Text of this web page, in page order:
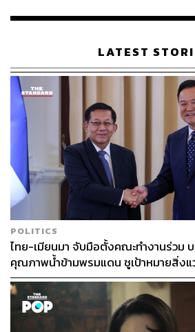
เรือนไทยที่ถูกซุกไว้
LATEST
POLITICS
ไทย-เมียนมา จับมือตั้งคณะทำงานร่วม
คุณภาพน้ำข้ามพรมแดน ชูเป้าหมายสิ่ง